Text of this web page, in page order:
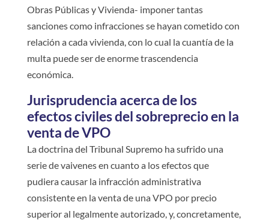
Obras Públicas y Vivienda- imponer tantas
sanciones como infracciones se hayan cometido con
relación a cada vivienda, con lo cual la cuantía de la
multa puede ser de enorme trascendencia
económica.
Jurisprudencia acerca de los
efectos civiles del sobreprecio en la
venta de VPO
La doctrina del Tribunal Supremo ha sufrido una
serie de vaivenes en cuanto a los efectos que
pudiera causar la infracción administrativa
consistente en la venta de una VPO por precio
superior al legalmente autorizado, y, concretamente,